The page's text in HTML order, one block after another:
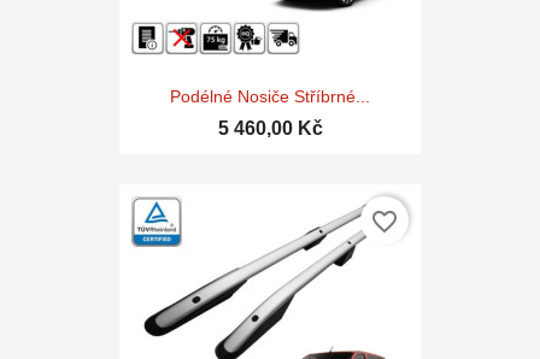
Podélné Nosiče Stříbrné...
5 460,00 Kč
favorite_border